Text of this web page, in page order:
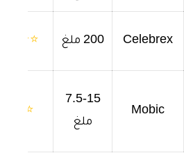
Celebrex 200 ملغ ⭐⭐⭐⭐
Mobic
7.5-15
ملغ
⭐⭐⭐